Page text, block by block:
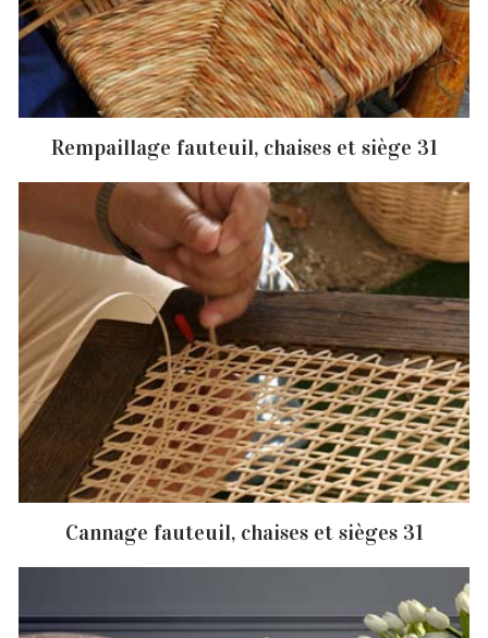
Rempaillage fauteuil, chaises et siège 31
Cannage fauteuil, chaises et sièges 31